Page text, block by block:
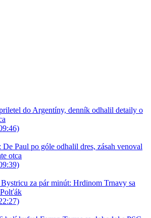
do Argentíny, denník odhalil detaily o
De Paul po góle odhalil dres, zásah venoval
otca
za pár minút: Hrdinom Trnavy sa